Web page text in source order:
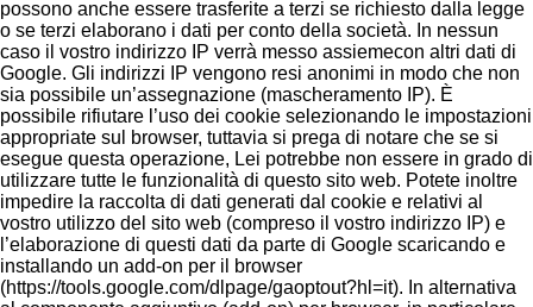
possono anche essere trasferite a terzi se richiesto dalla legge
o se terzi elaborano i dati per conto della società. In nessun
caso il vostro indirizzo IP verrà messo assiemecon altri dati di
Google. Gli indirizzi IP vengono resi anonimi in modo che non
sia possibile un’assegnazione (mascheramento IP). È
possibile rifiutare l’uso dei cookie selezionando le impostazioni
appropriate sul browser, tuttavia si prega di notare che se si
esegue questa operazione, Lei potrebbe non essere in grado di
utilizzare tutte le funzionalità di questo sito web. Potete inoltre
impedire la raccolta di dati generati dal cookie e relativi al
vostro utilizzo del sito web (compreso il vostro indirizzo IP) e
l’elaborazione di questi dati da parte di Google scaricando e
installando un add-on per il browser
(https://tools.google.com/dlpage/gaoptout?hl=it). In alternativa